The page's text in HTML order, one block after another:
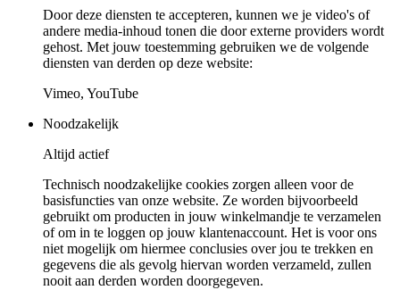
Door deze diensten te accepteren, kunnen we je video's of
andere media-inhoud tonen die door externe providers wordt
gehost. Met jouw toestemming gebruiken we de volgende
diensten van derden op deze website:
Vimeo, YouTube
Noodzakelijk
Altijd actief
Technisch noodzakelijke cookies zorgen alleen voor de
basisfuncties van onze website. Ze worden bijvoorbeeld
gebruikt om producten in jouw winkelmandje te verzamelen
of om in te loggen op jouw klantenaccount. Het is voor ons
niet mogelijk om hiermee conclusies over jou te trekken en
gegevens die als gevolg hiervan worden verzameld, zullen
nooit aan derden worden doorgegeven.